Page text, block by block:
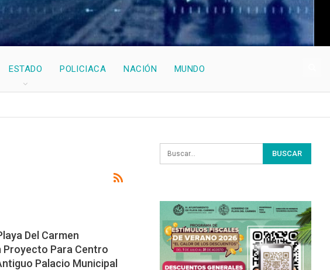
ESTADO POLICIACA NACIÓN MUNDO
Del Carmen
Proyecto Para Centro
Palacio Municipal